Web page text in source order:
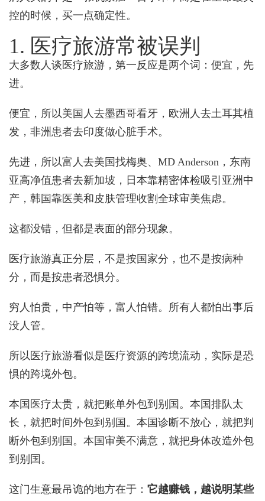
控的时候，买一点确定性。
1. 医疗旅游常被误判
大多数人谈医疗旅游，第一反应是两个词：便宜，先
进。
便宜，所以美国人去墨西哥看牙，欧洲人去土耳其植
发，非洲患者去印度做心脏手术。
先进，所以富人去美国找梅奥、MD Anderson，东南
亚高净值患者去新加坡，日本靠精密体检吸引亚洲中
产，韩国靠医美和皮肤管理收割全球审美焦虑。
这都没错，但都是表面的部分现象。
医疗旅游真正分层，不是按国家分，也不是按病种
分，而是按患者恐惧分。
穷人怕贵，中产怕等，富人怕错。所有人都怕出事后
没人管。
所以医疗旅游看似是医疗资源的跨境流动，实际是恐
惧的跨境外包。
本国医疗太贵，就把账单外包到别国。本国排队太
长，就把时间外包到别国。本国诊断不放心，就把判
断外包到别国。本国审美不满意，就把身体改造外包
到别国。
这门生意最吊诡的地方在于： 它越赚钱，越说明某些